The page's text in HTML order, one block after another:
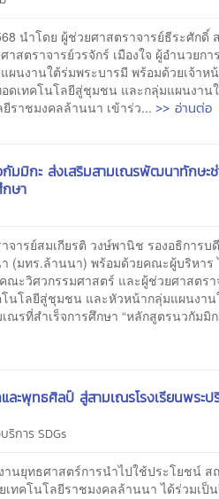
นำโดย ผู้ช่วยศาสตราจารย์ธีระศักดิ์
สตราจารย์วรจักร์ เมืองใจ ผู้อำนวยกา
นงานใต้ร่มพระบารมี พร้อมด้วยเจ้าห
เทคโนโลยีสู่ชุมชน และกลุ่มแผนงาน
ราชมงคลล้านนา เข้าร่ว...>> อ่านต่อ
มมิกะ ส่งเสริมสามเณรพัฒนาทักษะ
ษา
ารย์สมเกียรติ วงษ์พานิช รองอธิการบ
(มทร.ล้านนา) พร้อมด้วยคณะผู้บริหาร
ะวิศวกรรมศาสตร์ และผู้ช่วยศาสตรา
โนโลยีสู่ชุมชน และหัวหน้ากลุ่มแผนงาน
รที่สำเร็จการศึกษา “หลักสูตรนวกัมมิก
ะพุทธศิลป์ สู่สามเณรโรงเรียนพระป
ริการ SDGs
นยุทธศาสตร์การนำไปใช้ประโยชน์ ส
ทคโนโลยีราชมงคลล้านนา ได้ร่วมเป็